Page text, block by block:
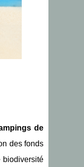
de
des fonds
biodiversité